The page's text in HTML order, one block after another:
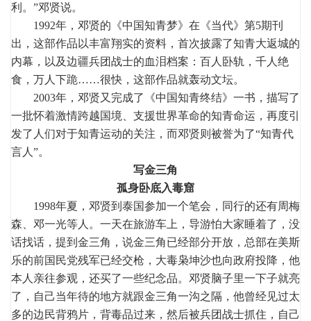
利。”邓贤说。
1992年，邓贤的《中国知青梦》在《当代》第5期刊
出，这部作品以丰富翔实的资料，首次披露了知青大返城的
内幕，以及边疆兵团战士的血泪档案：百人卧轨，千人绝
食，万人下跪……很快，这部作品就轰动文坛。
2003年，邓贤又完成了《中国知青终结》一书，描写了
一批怀着激情跨越国境、支援世界革命的知青命运，再度引
发了人们对于知青运动的关注，而邓贤则被誉为了“知青代
言人”。
写金三角
孤身卧底入毒窟
1998年夏，邓贤到泰国参加一个笔会，同行的还有周梅
森、邓一光等人。一天在旅游车上，导游怕大家睡着了，没
话找话，提到金三角，说金三角已经部分开放，总部在美斯
乐的前国民党残军已经交枪，大毒枭坤沙也向政府投降，他
本人亲往参观，还买了一些纪念品。邓贤脑子里一下子就亮
了，自己当年待的地方就跟金三角一沟之隔，他曾经见过太
多的边民背鸦片，背毒品过来，然后被兵团战士抓住，自己